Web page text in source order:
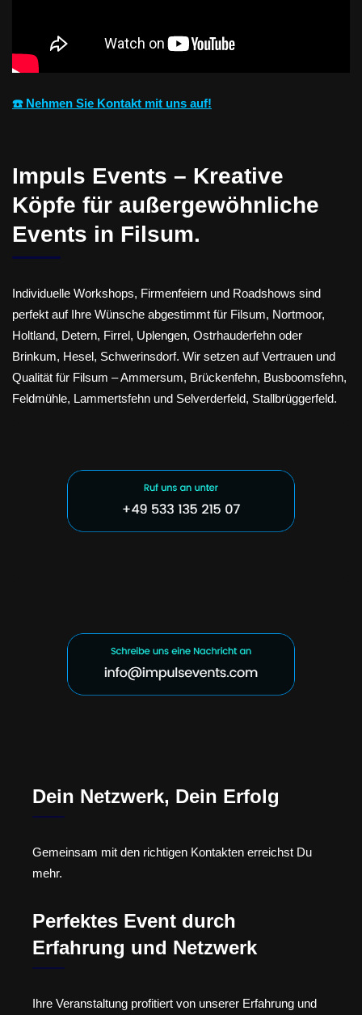
☎️ Nehmen Sie Kontakt mit uns auf!
Impuls Events – Kreative
Köpfe für außergewöhnliche
Events in Filsum.
Individuelle Workshops, Firmenfeiern und Roadshows sind
perfekt auf Ihre Wünsche abgestimmt für Filsum, Nortmoor,
Holtland, Detern, Firrel, Uplengen, Ostrhauderfehn oder
Brinkum, Hesel, Schwerinsdorf. Wir setzen auf Vertrauen und
Qualität für Filsum – Ammersum, Brückenfehn, Busboomsfehn,
Feldmühle, Lammertsfehn und Selverderfeld, Stallbrüggerfeld.
Dein Netzwerk, Dein Erfolg
Gemeinsam mit den richtigen Kontakten erreichst Du
mehr.
Perfektes Event durch
Erfahrung und Netzwerk
Ihre Veranstaltung profitiert von unserer Erfahrung und